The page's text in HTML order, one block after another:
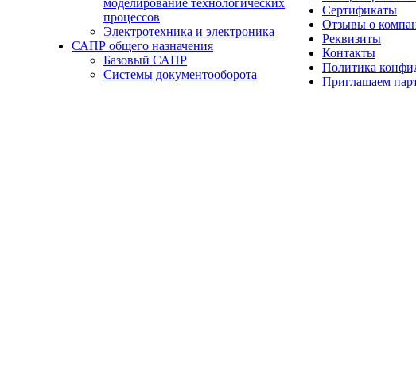
моделирование технологических
процессов
Электротехника и электроника
САПР общего назначения
Базовый САПР
Системы документооборота
Сертификаты
Отзывы о
Реквизиты
Контакты
Политика
Приглашаем